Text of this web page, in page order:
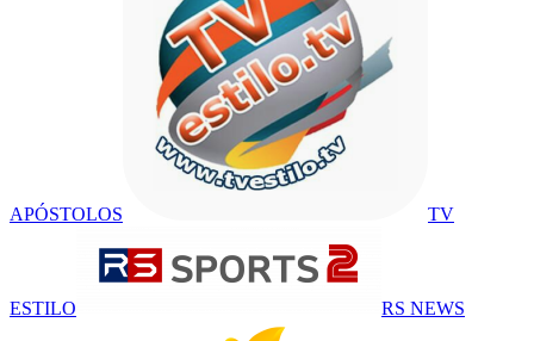
APÓSTOLOS TV
ESTILO RS NEWS